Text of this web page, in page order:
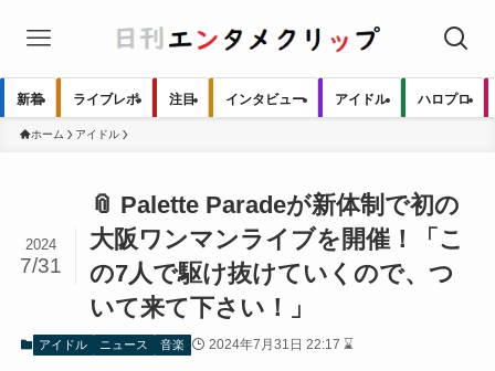
新着 ライブレポ 注目 インタビュー アイドル ハロプロ
ホーム アイドル
📎 Palette Paradeが新体制で初の
大阪ワンマンライブを開催！「こ
の7人で駆け抜けていくので、つ
いて来て下さい！」
2024
7/31
アイドル ニュース 音楽 2024年7月31日 22:17 ⌛